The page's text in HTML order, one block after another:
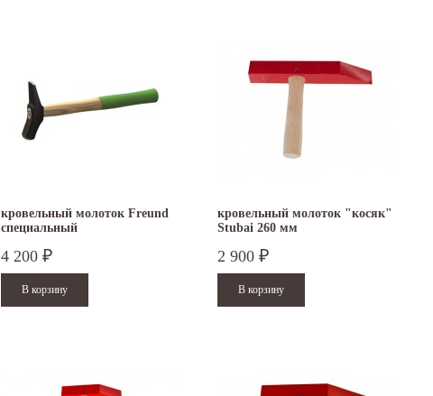
кровельный молоток Freund
специальный
4 200 ₽
кровельный молоток "косяк"
Stubai 260 мм
2 900 ₽